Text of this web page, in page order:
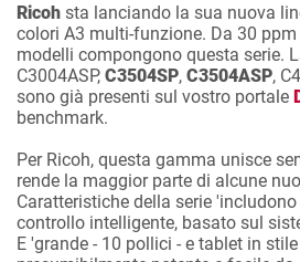
Ricoh sta lanciando la sua nuova
colori A3 multi-funzione. Da 30
modelli compongono questa serie.
C3004ASP, C3504SP, C3504ASP,
sono già presenti sul vostro portale
benchmark.
Per Ricoh, questa gamma unisce
rende la maggior parte di alcune
Caratteristiche della serie
controllo intelligente, basato sul
E 'grande - 10 pollici - e tablet in